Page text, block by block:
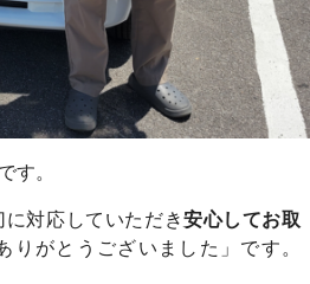
す。
に対応していただき安心してお取
りがとうございました」です。